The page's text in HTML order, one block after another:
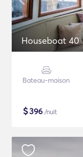
Houseboat 40
Bateau-maison
$396 /nuit